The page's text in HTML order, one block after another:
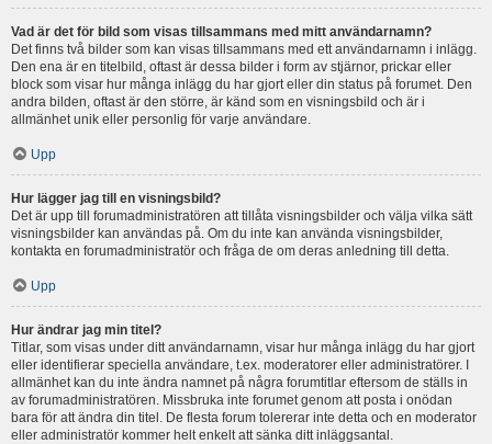
Vad är det för bild som visas tillsammans med mitt användarnamn?
Det finns två bilder som kan visas tillsammans med ett användarnamn i inlägg.
Den ena är en titelbild, oftast är dessa bilder i form av stjärnor, prickar eller
block som visar hur många inlägg du har gjort eller din status på forumet. Den
andra bilden, oftast är den större, är känd som en visningsbild och är i
allmänhet unik eller personlig för varje användare.
Upp
Hur lägger jag till en visningsbild?
Det är upp till forumadministratören att tillåta visningsbilder och välja vilka sätt
visningsbilder kan användas på. Om du inte kan använda visningsbilder,
kontakta en forumadministratör och fråga de om deras anledning till detta.
Upp
Hur ändrar jag min titel?
Titlar, som visas under ditt användarnamn, visar hur många inlägg du har gjort
eller identifierar speciella användare, t.ex. moderatorer eller administratörer. I
allmänhet kan du inte ändra namnet på några forumtitlar eftersom de ställs in
av forumadministratören. Missbruka inte forumet genom att posta i onödan
bara för att ändra din titel. De flesta forum tolererar inte detta och en moderator
eller administratör kommer helt enkelt att sänka ditt inläggsantal.